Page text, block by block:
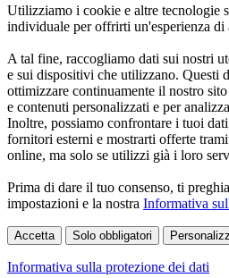
Utilizziamo i cookie e altre tecnologie
individuale per offrirti un'esperienza di
A tal fine, raccogliamo dati sui nostri
e sui dispositivi che utilizzano. Questi
ottimizzare continuamente il nostro
e contenuti personalizzati e per
Inoltre, possiamo confrontare i tuoi
fornitori esterni e mostrarti offerte
online, ma solo se utilizzi già i loro
Prima di dare il tuo consenso, ti
impostazioni e la nostra Informativa
Accetta Solo obbligatori
Informativa sulla protezione dei dati